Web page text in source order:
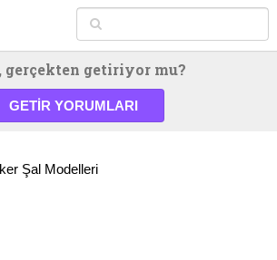
gerçekten getiriyor mu?
GETIR YORUMLARI
Şal Modelleri